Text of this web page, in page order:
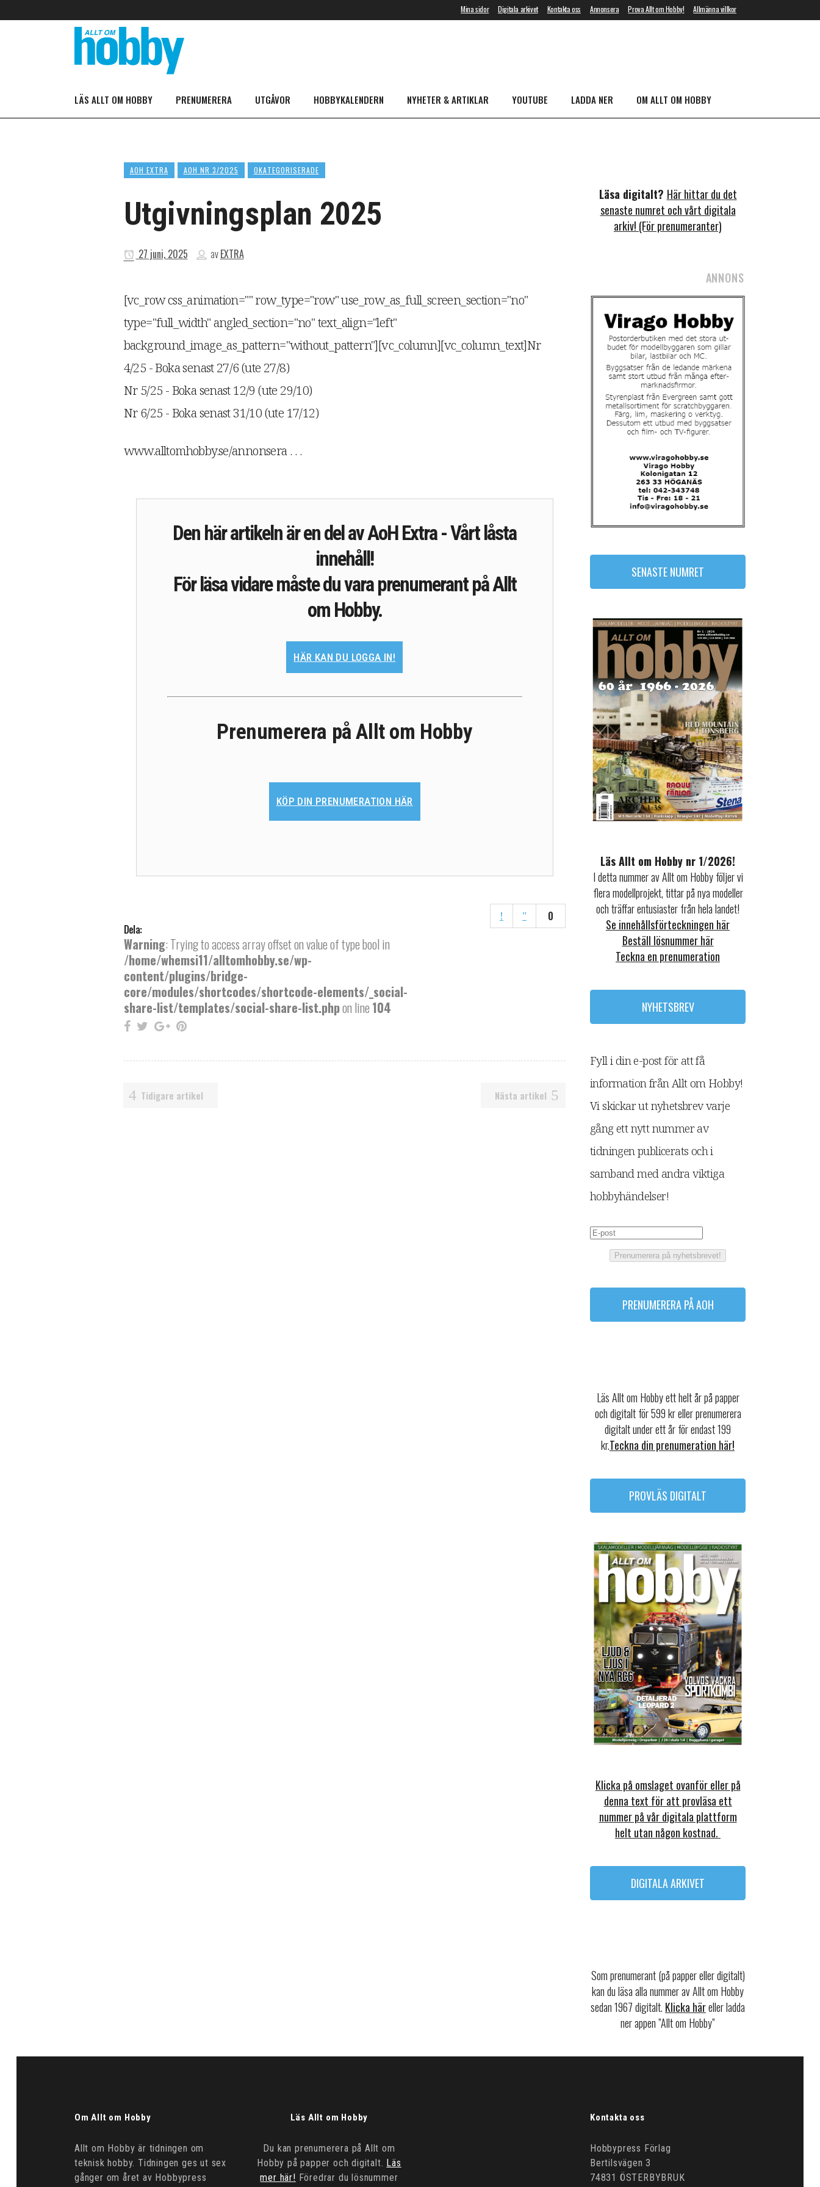
Mina sidor Digitala arkivet Kontakta oss Annonsera Prova Allt om Hobby! Allmänna villkor
LÄS ALLT OM HOBBY PRENUMERERA UTGÅVOR HOBBYKALENDERN NYHETER & ARTIKLAR YOUTUBE LADDA NER OM ALLT OM HOBBY
AOH EXTRA AOH NR 3/2025 OKATEGORISERADE
Utgivningsplan 2025
27 juni, 2025 avEXTRA
[vc_row css_animation="" row_type="row" use_row_as_full_screen_section="no"
type="full_width" angled_section="no" text_align="left"
background_image_as_pattern="without_pattern"][vc_column][vc_column_text]Nr
4/25 - Boka senast 27/6 (ute 27/8)
Nr 5/25 - Boka senast 12/9 (ute 29/10)
Nr 6/25 - Boka senast 31/10 (ute 17/12)
www.alltomhobby.se/annonsera . . .
Den här artikeln är en del av AoH Extra - Vårt låsta
innehåll!
För läsa vidare måste du vara prenumerant på Allt
om Hobby.
HÄR KAN DU LOGGA IN!
Prenumerera på Allt om Hobby
KÖP DIN PRENUMERATION HÄR
Dela:
Warning: Trying to access array offset on value of type bool in
/home/whemsi11/alltomhobby.se/wp-
content/plugins/bridge-
core/modules/shortcodes/shortcode-elements/_social-
share-list/templates/social-share-list.phpon line 104
0
Tidigare artikel Nästa artikel
Läsa digitalt? Här hittar du det
senaste numret och vårt digitala
arkiv! (För prenumeranter)
ANNONS
SENASTE NUMRET
Läs Allt om Hobby nr 1/2026!
I detta nummer av Allt om Hobby följer vi
flera modellprojekt, tittar på nya modeller
och träffar entusiaster från hela landet!
Se innehållsförteckningen här
Beställ lösnummer här
Teckna en prenumeration
NYHETSBREV
Fyll i din e-post för att få
information från Allt om Hobby!
Vi skickar ut nyhetsbrev varje
gång ett nytt nummer av
tidningen publicerats och i
samband med andra viktiga
hobbyhändelser!
Prenumerera på nyhetsbrevet!
PRENUMERERA PÅ AOH
Läs Allt om Hobby ett helt år på papper
och digitalt för 599 kr eller prenumerera
digitalt under ett år för endast 199
kr.Teckna din prenumeration här!
PROVLÄS DIGITALT
Klicka på omslaget ovanför eller på
denna text för att provläsa ett
nummer på vår digitala plattform
helt utan någon kostnad.
DIGITALA ARKIVET
Som prenumerant (på papper eller digitalt)
kan du läsa alla nummer av Allt om Hobby
sedan 1967 digitalt. Klicka häreller ladda
ner appen ”Allt om Hobby”
Om Allt om Hobby
Allt om Hobby är tidningen om
teknisk hobby. Tidningen ges ut sex
gånger om året av Hobbypress
Läs Allt om Hobby
Du kan prenumerera på Allt om
Hobby på papper och digitalt. Läs
mer här! Föredrar du lösnummer
Kontakta oss
Hobbypress Förlag
Bertilsvägen 3
74831 ÖSTERBYBRUK